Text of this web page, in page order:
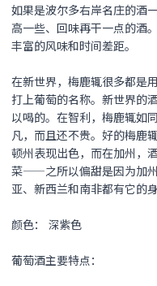
如果是波尔多右岸名庄的酒
高一些、回味再干一点的酒
丰富的风味和时间差距。
在新世界，梅鹿辄很多都是
打上葡萄的名称。新世界的
以喝的。在智利，梅鹿辄如
凡，而且还不贵。好的梅鹿
顿州表现出色，而在加州，
菜——之所以偏甜是因为加
亚、新西兰和南非都有它的身
颜色： 深紫色
葡萄酒主要特点：